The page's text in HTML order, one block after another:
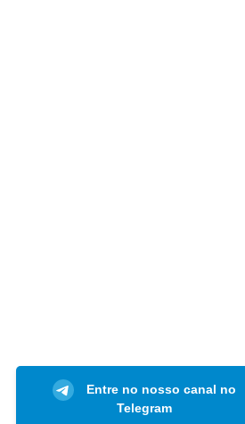
Entre no nosso canal no
Telegram